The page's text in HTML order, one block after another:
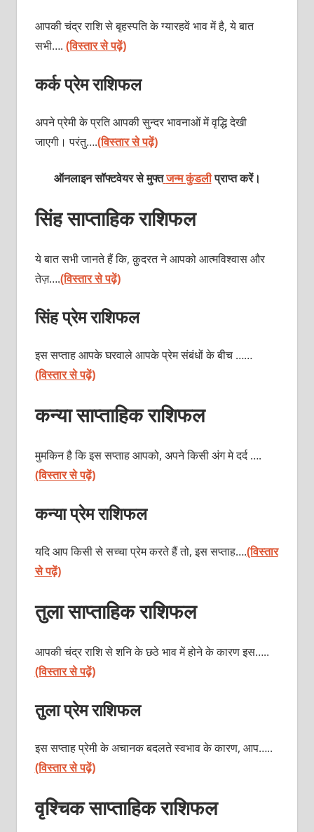
आपकी चंद्र राशि से बृहस्‍पति के ग्‍यारहवें भाव में है, ये बात
सभी…. (विस्तार से पढ़ें)
कर्क प्रेम राशिफल
अपने प्रेमी के प्रति आपकी सुन्दर भावनाओं में वृद्धि देखी
जाएगी। परंतु….(विस्तार से पढ़ें)
ऑनलाइन सॉफ्टवेयर से मुफ्तजन्म कुंडलीप्राप्त करें।
सिंह साप्ताहिक राशिफल
ये बात सभी जानते हैं कि, क़ुदरत ने आपको आत्मविश्वास और
तेज़….(विस्तार से पढ़ें)
सिंह प्रेम राशिफल
इस सप्ताह आपके घरवाले आपके प्रेम संबंधों के बीच ……
(विस्तार से पढ़ें)
कन्या साप्ताहिक राशिफल
मुमकिन है कि इस सप्ताह आपको, अपने किसी अंग मे दर्द ….
(विस्तार से पढ़ें)
कन्या प्रेम राशिफल
यदि आप किसी से सच्चा प्रेम करते हैं तो, इस सप्ताह….(विस्तार
से पढ़ें)
तुला साप्ताहिक राशिफल
आपकी चंद्र राशि से शनि के छठे भाव में होने के कारण इस…..
(विस्तार से पढ़ें)
तुला प्रेम राशिफल
इस सप्ताह प्रेमी के अचानक बदलते स्वभाव के कारण, आप…..
(विस्तार से पढ़ें)
वृश्चिक साप्ताहिक राशिफल